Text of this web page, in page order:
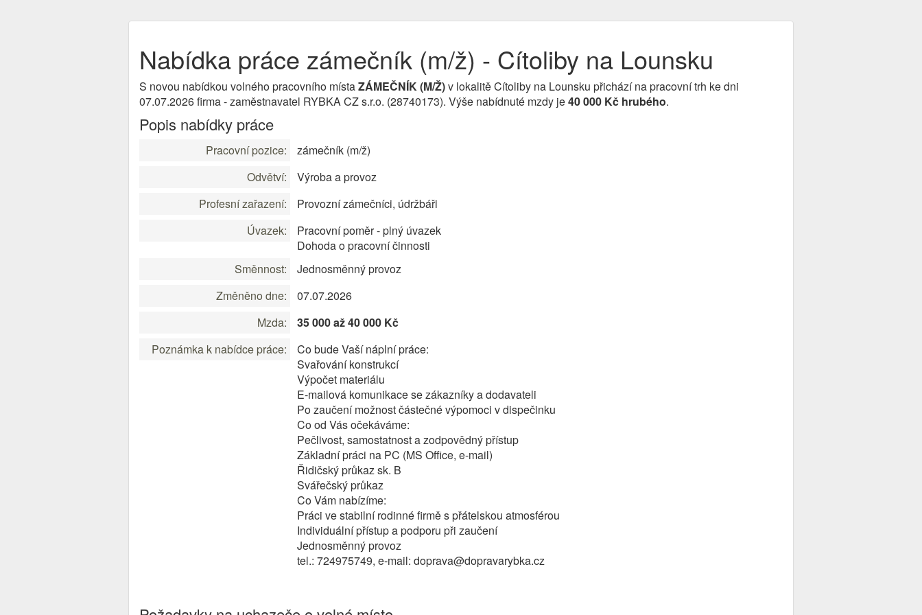
Nabídka práce zámečník (m/ž) - Cítoliby na Lounsku
S novou nabídkou volného pracovního místaZÁMEČNÍK (M/Ž)v lokalitě Cítoliby na Lounsku přichází na pracovní trh ke dni
07.07.2026 firma - zaměstnavatel RYBKA CZ s.r.o. (28740173). Výše nabídnuté mzdy je40 000 Kč hrubého.
Popis nabídky práce
Pracovní pozice:
zámečník (m/ž)
Odvětví:
Výroba a provoz
Profesní zařazení:
Provozní zámečníci, údržbáři
Úvazek:
Pracovní poměr - plný úvazek
Dohoda o pracovní činnosti
Směnnost:
Jednosměnný provoz
Změněno dne:
07.07.2026
Mzda:
35 000 až 40 000 Kč
Poznámka k nabídce práce:
Co bude Vaší náplní práce:
Svařování konstrukcí
Výpočet materiálu
E-mailová komunikace se zákazníky a dodavateli
Po zaučení možnost částečné výpomoci v dispečinku
Co od Vás očekáváme:
Pečlivost, samostatnost a zodpovědný přístup
Základní práci na PC (MS Office, e-mail)
Řidičský průkaz sk. B
Svářečský průkaz
Co Vám nabízíme:
Práci ve stabilní rodinné firmě s přátelskou atmosférou
Individuální přístup a podporu při zaučení
Jednosměnný provoz
tel.: 724975749, e-mail: doprava@dopravarybka.cz